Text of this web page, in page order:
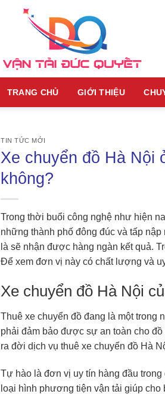
TRANG CHỦ GIỚI THIỆU
TIN TỨC MỚI
Xe chuyển đồ Hà
không?
Trong thời buổi công nghệ như hiện
những thành phố đông đúc và tấp
là sẽ nhận được hàng ngàn kết quả.
Để xem đơn vị này có chất lượng và
Xe chuyển đồ Hà Nội
Thuê xe chuyển đồ đang là một trong
phải đảm bảo được sự an toàn cho
ra đời dịch vụ thuê xe chuyển đồ Hà
Tự hào là đơn vị uy tín hàng đầu
loại hình phương tiện vận tải giúp